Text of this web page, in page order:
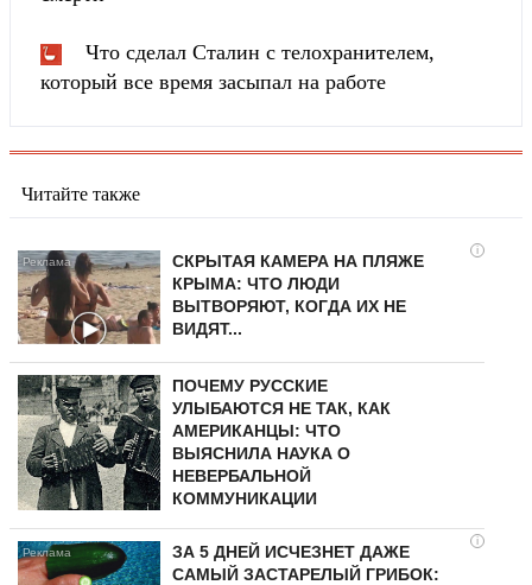
Что сделал Сталин с телохранителем,
который все время засыпал на работе
Читайте также
i
СКРЫТАЯ КАМЕРА НА ПЛЯЖЕ
КРЫМА: ЧТО ЛЮДИ
ВЫТВОРЯЮТ, КОГДА ИХ НЕ
ВИДЯТ...
ПОЧЕМУ РУССКИЕ
УЛЫБАЮТСЯ НЕ ТАК, КАК
АМЕРИКАНЦЫ: ЧТО
ВЫЯСНИЛА НАУКА О
НЕВЕРБАЛЬНОЙ
КОММУНИКАЦИИ
i
ЗА 5 ДНЕЙ ИСЧЕЗНЕТ ДАЖЕ
САМЫЙ ЗАСТАРЕЛЫЙ ГРИБОК: